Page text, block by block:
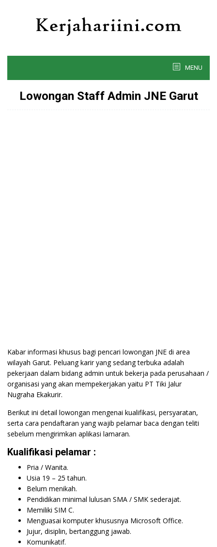
MENU
Lowongan Staff Admin JNE Garut
Kabar informasi khusus bagi pencari lowongan JNE di area
wilayah Garut. Peluang karir yang sedang terbuka adalah
pekerjaan dalam bidang admin untuk bekerja pada perusahaan /
organisasi yang akan mempekerjakan yaitu PT Tiki Jalur
Nugraha Ekakurir.
Berikut ini detail lowongan mengenai kualifikasi, persyaratan,
serta cara pendaftaran yang wajib pelamar baca dengan teliti
sebelum mengirimkan aplikasi lamaran.
Kualifikasi pelamar :
Pria / Wanita.
Usia 19 – 25 tahun.
Belum menikah.
Pendidikan minimal lulusan SMA / SMK sederajat.
Memiliki SIM C.
Menguasai komputer khususnya Microsoft Office.
Jujur, disiplin, bertanggung jawab.
Komunikatif.